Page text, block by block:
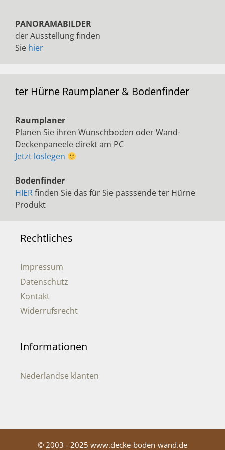
PANORAMABILDER
der Ausstellung finden
Sie hier
ter Hürne Raumplaner & Bodenfinder
Raumplaner
Planen Sie ihren Wunschboden oder Wand-
Deckenpaneele direkt am PC
Jetzt loslegen
Bodenfinder
HIERfinden Sie das für Sie passsende ter Hürne
Produkt
Rechtliches
Impressum
Datenschutz
Kontakt
Widerrufsrecht
Informationen
Nederlandse klanten
© 2003 - 2025 www.decke-boden-wand.de